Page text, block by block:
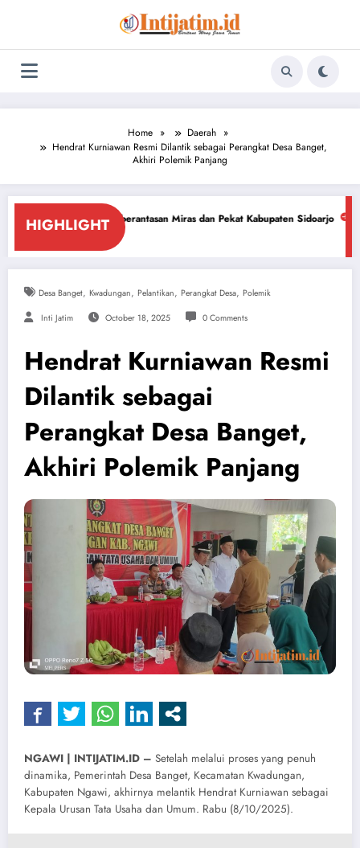
Home
Daerah
Hendrat Kurniawan Resmi Dilantik sebagai Perangkat Desa Banget,
Akhiri Polemik Panjang
HIGHLIGHTMiras dan Pekat Kabupaten Sidoarjo Sidoarjo Darurat
Desa Banget, Kwadungan, Pelantikan, Perangkat Desa, Polemik
Inti Jatim October 18, 2025 0 Comments
Hendrat Kurniawan Resmi
Dilantik sebagai
Perangkat Desa Banget,
Akhiri Polemik Panjang
NGAWI | INTIJATIM.ID – Setelah melalui proses yang penuh
dinamika, Pemerintah Desa Banget, Kecamatan Kwadungan,
Kabupaten Ngawi, akhirnya melantik Hendrat Kurniawan sebagai
Kepala Urusan Tata Usaha dan Umum. Rabu (8/10/2025).